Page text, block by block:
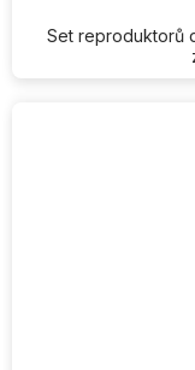
Set reproduktorů